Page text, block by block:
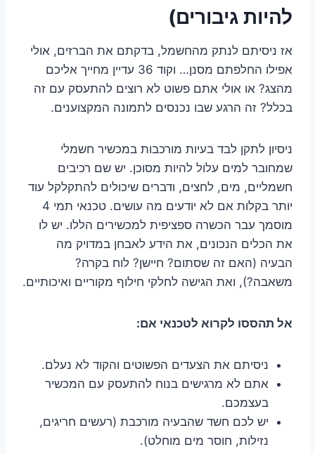
להיות גיבורים)
אז ניסיתם לנתק מהחשמל, בדקתם את הברזים, אולי
אפילו החלפתם מסנן… וקוד 36 עדיין מחייך אליכם
מהצג? או אולי אתם פשוט לא רוצים להתעסק עם זה
בכלל? זה הרגע שבו נכנסים לתמונה המקצוענים.
ניסיון לתקן לבד בעיות מורכבות במכשיר חשמלי
שמחובר למים עלול להיות מסוכן. יש שם רכיבים
חשמליים, מים, לחצים, ודברים שיכולים להתקלקל עוד
יותר בקלות אם לא יודעים מה עושים. טכנאי תמי 4
מוסמך עבר הכשרה ספציפית למכשירים הללו. יש לו
את הכלים הנכונים, את הידע לאבחן במדויק מה
הבעיה (האם זה שסתום? חיישן? לוח בקרה?
משאבה?), ואת הגישה לחלקי חילוף מקוריים ואיכותיים.
אל תהססו לקרוא לטכנאי אם:
ניסיתם את הצעדים הפשוטים והקוד לא נעלם.
אתם לא מרגישים בנוח להתעסק עם המכשיר
בעצמכם.
יש לכם חשד שהבעיה מורכבת (רעשים חריגים,
נזילות, חוסר מים מוחלט).